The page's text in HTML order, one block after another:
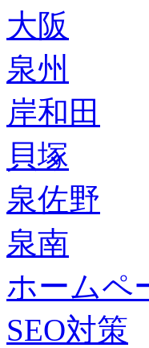
大阪
泉州
岸和田
貝塚
泉佐野
泉南
ホームペ
SEO対策